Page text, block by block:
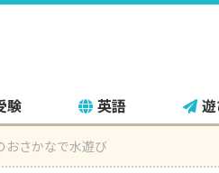
験 英語
おさかなで水遊び